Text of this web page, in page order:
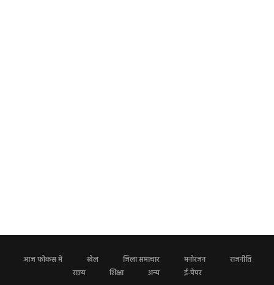
आज फोकस में खेल जिला समाचार मनोरंजन
राजनीति
राज्य
शिक्षा अन्य ई-पेपर